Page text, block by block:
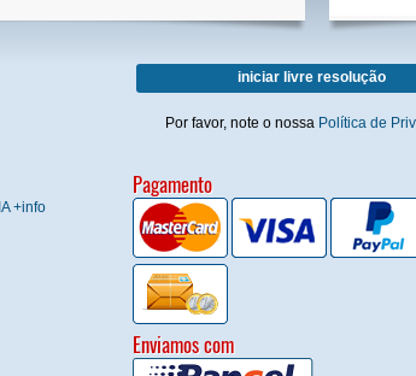
iniciar livre resolução
Por favor, note o nossa Política de
+info
Pagamento
Enviamos com